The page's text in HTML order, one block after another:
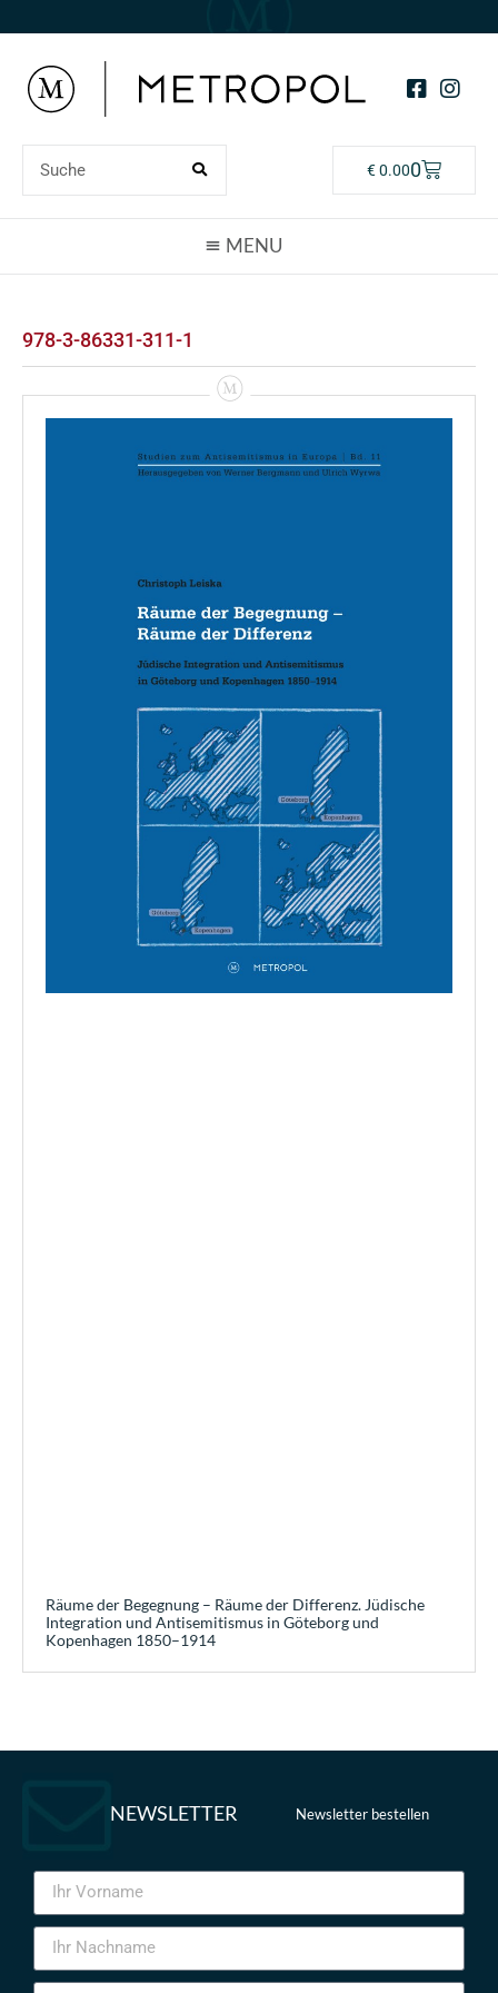
€0.000
978-3-86331-311-1
Räume der Begegnung – Räume der Differenz. Jüdische
Integration und Antisemitismus in Göteborg und
Kopenhagen 1850–1914
NEWSLETTER Newsletter bestellen